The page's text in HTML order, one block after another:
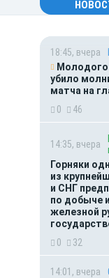
18:45, вчера
убило
матча на
0
46
14:35, вчера
Горняки
из
и СНГ
по добыче
железной
0
32
14:01, вчера